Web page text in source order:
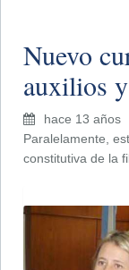
Nuevo
auxilios
hace 13 años
Paralelamente,
constitutiva de la